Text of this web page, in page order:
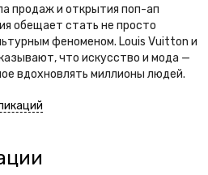
продаж и открытия поп-ап
обещает стать не просто
феноменом. Louis Vuitton и
что искусство и мода —
вдохновлять миллионы людей.